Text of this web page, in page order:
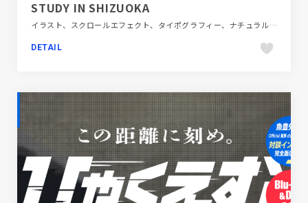
STUDY IN SHIZUOKA
イラスト、スクロールエフェクト、タイポグラフィー、ナチュラル、フラットデザイン、ブランド・サービスサイト、ブルー系、ホワイト系、地域・団体・活動、大きめ写真、教育・学校
DETAIL